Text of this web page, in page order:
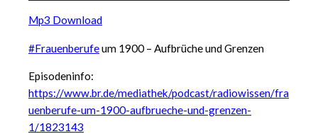
Mp3 Download
#Frauenberufeum 1900 – Aufbrüche und Grenzen
Episodeninfo:
https://www.br.de/mediathek/podcast/radiowissen/fra
uenberufe-um-1900-aufbrueche-und-grenzen-
1/1823143